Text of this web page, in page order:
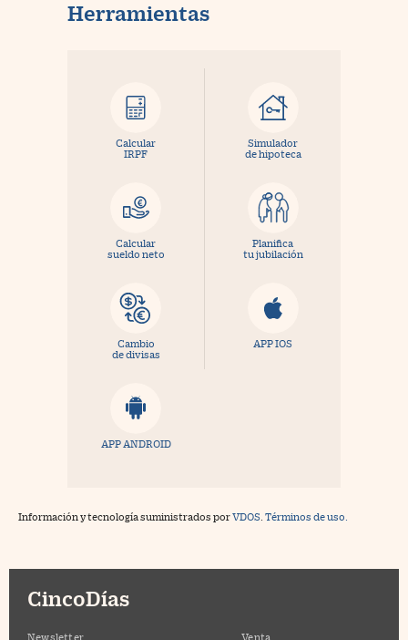
Herramientas
Calcular
IRPF
Simulador
de hipoteca
Calcular
sueldo neto
Planifica
tu jubilación
Cambio
de divisas
APP IOS
APP ANDROID
Información y tecnología suministrados porVDOS Términos de uso.
CincoDías
Newsletter Venta